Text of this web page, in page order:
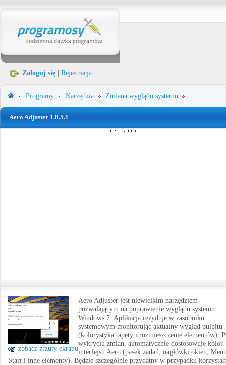
Zaloguj się Rejestracja
Programy Narzędzia Zmiana wyglądu systemu
Aero Adjuster 1.8.5.1
zobacz zrzuty ekranu
Aero Adjuster jest niewielkim narzędziem
pozwalającym na poprawienie wyglądu systemu
Windows 7. Aplikacja rezyduje w zasobniku
systemowym monitorując aktualny wygląd pulpitu
(kolorystyka tapety i rozmieszczenie elementów).
wykryciu zmian, automatycznie dostosowuje kolor
interfejsu Aero (pasek zadań, nagłówki okien,
Start i inne elementy). Będzie szczególnie przydatny w przypadku